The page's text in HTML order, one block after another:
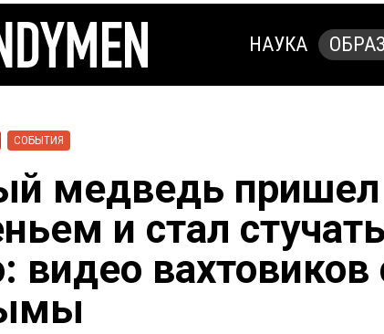
НАУКА
СОБЫТИЯ
медведь пришел
и стал
видео вахтовиков